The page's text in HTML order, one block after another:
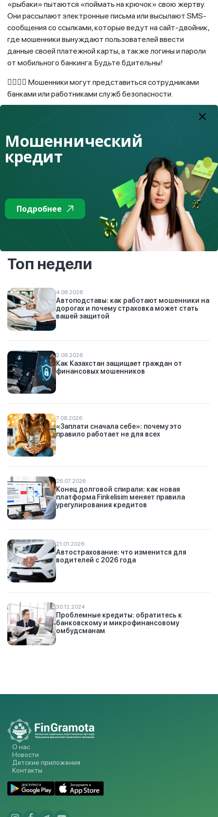
«рыбаки» пытаются «поймать на крючок» свою жертву.
Они рассылают электронные письма или высылают SMS-
сообщения со ссылками, которые ведут на сайт-двойник,
где мошенники вынуждают пользователей ввести
данные своей платежной карты, а также логины и пароли
от мобильного банкинга. Будьте бдительны!
🙋‍♂️🙋‍♀️ Мошенники могут представиться сотрудниками
банками или работниками служб безопасности.
Запомните!🙅🙅‍♂️ Банки никогда не запрашивают данные
данные по телефону и электронной почте. И никогда не
звонят первыми клиенту.
🔍Подробнее о мошеннических схемах с использованием
современных технологий читайте по ссылке
К списку
Топ недели
4.08.2026
Автоподставы: как работают мошенники на
дорогах и почему страховка может стать
вашей защитой
2.08.2026
Как Казахстан защищает граждан от
финансовых мошенников
7.08.2026
«Заплати сначала себе»: почему это
правило работает не для всех
26.07.2026
Конец долговой спирали: как новая
платформа Finkelisim меняет правила
урегулирования кредитов
21.01.2026
Автострахование: что изменится для
водителей с 2026 года
30.12.2024
Проблемные кредиты: обратитесь к
банковскому и микрофинансовому
омбудсманам
О нас
Новости
Детские приложения
Контакты
Мошеннический
кредит
Подробнее